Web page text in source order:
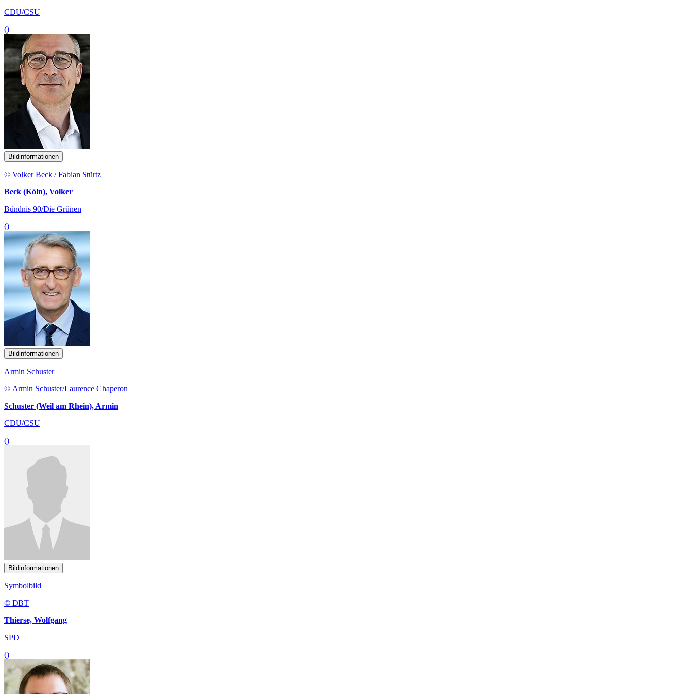
CDU/CSU
()
Bildinformationen
© Volker Beck / Fabian Stürtz
Beck (Köln), Volker
Bündnis 90/Die Grünen
()
Bildinformationen
Armin Schuster
© Armin Schuster/Laurence Chaperon
Schuster (Weil am Rhein), Armin
CDU/CSU
()
Bildinformationen
Symbolbild
© DBT
Thierse, Wolfgang
SPD
()